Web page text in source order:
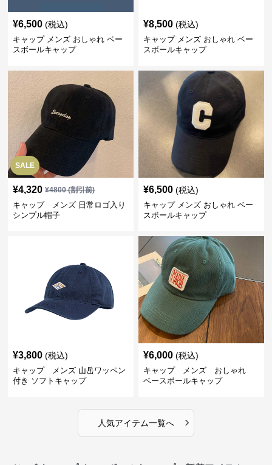
¥6,500 (税込)
キャップ メンズ おしゃれ ベー
スボールキャップ
¥8,500 (税込)
キャップ メンズ おしゃれ ベー
スボールキャップ
SALE
¥4,320 ¥4800(割引前)
キャップ メンズ 日常ロゴ入り
シンプル帽子
¥6,500 (税込)
キャップ メンズ おしゃれ ベー
スボールキャップ
¥3,800 (税込)
キャップ メンズ 山岳ワッペン
付き ソフトキャップ
¥6,000 (税込)
キャップ メンズ おしゃれ
ベースボールキャップ
人気アイテム一覧へ ›